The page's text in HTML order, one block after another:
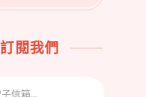
訂閱我們